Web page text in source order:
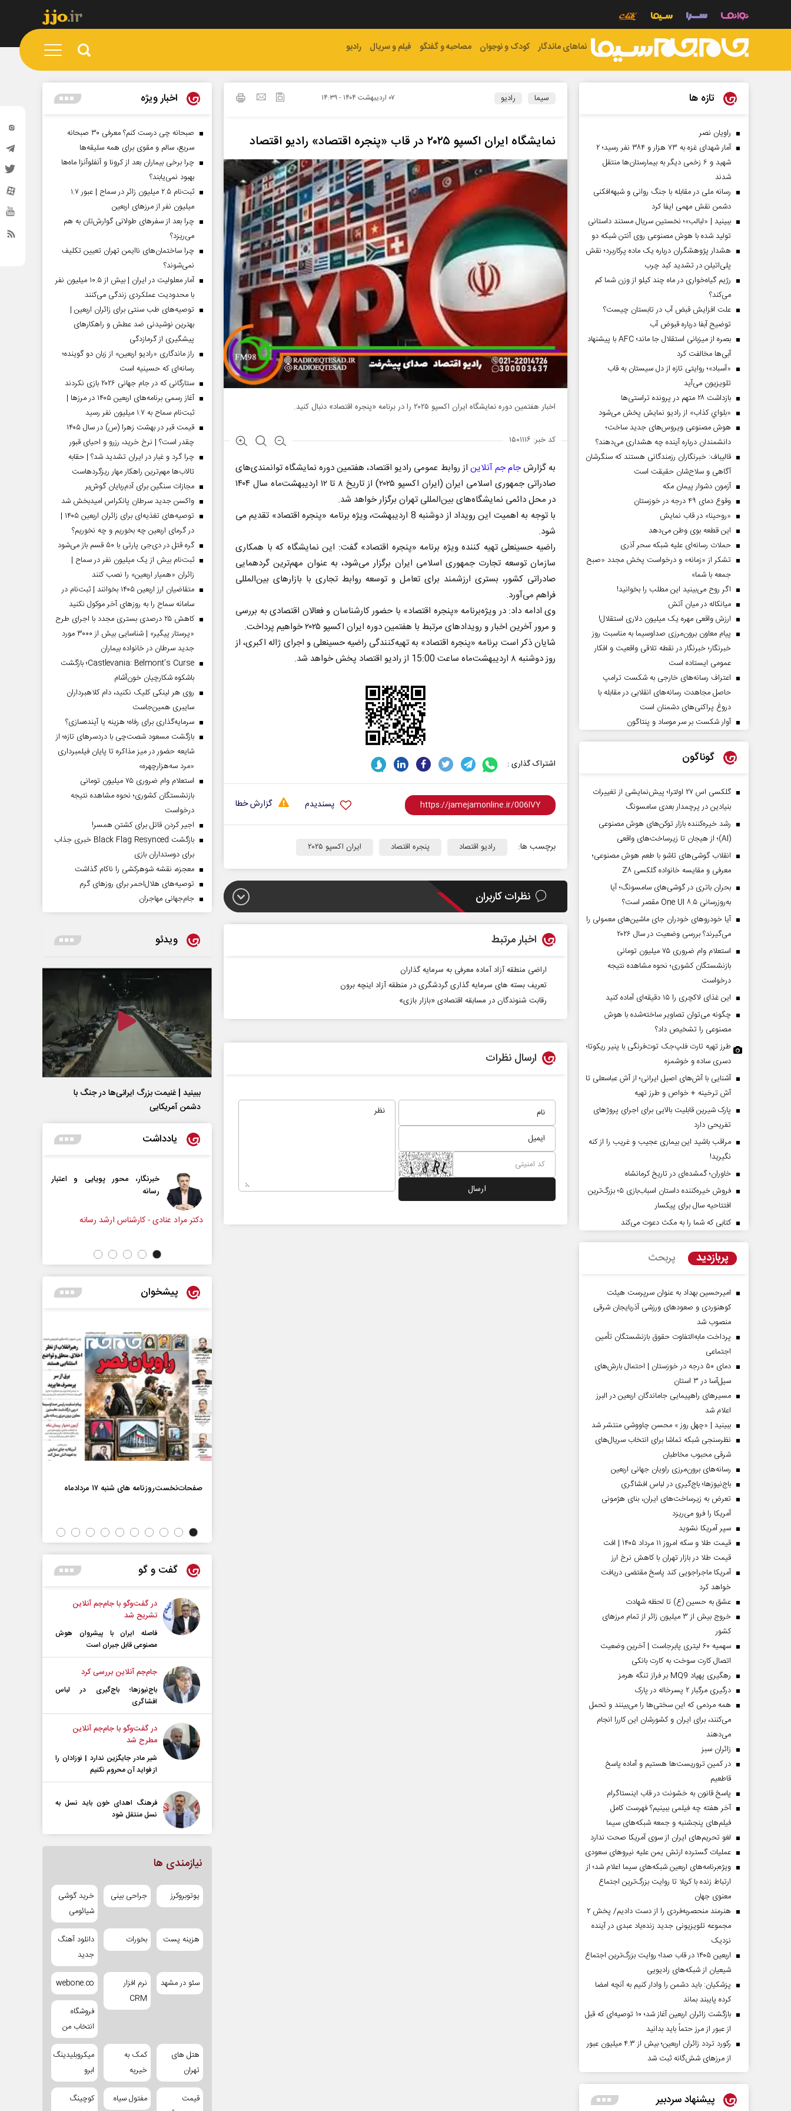
نماهای ماندگار کودک و نوجوان مصاحبه و گفتگو فیلم و سریال رادیو
سیما رادیو ۰۷ ارديبهشت ۱۴۰۴ - ۱۴:۳۹
نمایشگاه ایران اکسپو ۲۰۲۵ در قاب «پنجره اقتصاد» رادیو اقتصاد
اخبار هفتمین دوره نمایشگاه ایران اکسپو ۲۰۲۵ را در برنامه «پنجره اقتصاد» دنبال کنید.
کد خبر: ۱۵۰۱۱۱۶
به گزارشجام جم آنلاین از روابط عمومی رادیو اقتصاد، هفتمین دوره نمایشگاه توانمندی‌های
صادراتی جمهوری اسلامی ایران (ایران اکسپو ۲۰۲۵) از تاریخ ۸ تا ۱۲ اردیبهشت‌ماه سال ۱۴۰۴
در محل دائمی نمایشگاه‌های بین‌المللی تهران برگزار خواهد شد.
با توجه به اهمیت این رویداد از دوشنبه 8 اردیبهشت، ویژه برنامه «پنجره اقتصاد» تقدیم می
شود.
راضیه حسینعلی تهیه کننده ویژه برنامه «پنجره اقتصاد» گفت: این نمایشگاه که با همکاری
سازمان توسعه تجارت جمهوری اسلامی ایران برگزار می‌شود، به عنوان مهم‌ترین گردهمایی
صادراتی کشور، بستری ارزشمند برای تعامل و توسعه روابط تجاری با بازارهای بین‌المللی
فراهم می‌آورد.
وی ادامه داد: در ویژه‌برنامه «پنجره اقتصاد» با حضور کارشناسان و فعالان اقتصادی به بررسی
و مرور آخرین اخبار و رویدادهای مرتبط با هفتمین دوره ایران اکسپو ۲۰۲۵ خواهیم پرداخت.
شایان ذکر است برنامه «پنجره اقتصاد» به تهیه‌کنندگی راضیه حسینعلی و اجرای ژاله اکبری، از
روز دوشنبه ۸ اردیبهشت‌ماه ساعت 15:00 از رادیو اقتصاد پخش خواهد شد.
اشتراک گذاری :
گزارش خطا پسندیدم
برچسب ها: رادیو اقتصاد پنجره اقتصاد ایران اکسپو ۲۰۲۵
نظرات کاربران
اخبار مرتبط
اراضی منطقه آزاد آماده معرفی به سرمایه گذاران
تعریف بسته های سرمایه گذاری گردشگری در منطقه آزاد اینچه برون
رقابت شنوندگان در مسابقه‌ اقتصادی «بازار بازی»
ارسال نظرات
تازه ها
راویان نصر
آمار شهدای غزه به ۷۳ هزار و ۳۸۴ نفر رسید؛ ۲
شهید و ۶ زخمی دیگر به بیمارستان‌ها منتقل
شدند
رسانه ملی در مقابله با جنگ روانی و شبهه‌افکنی
دشمن نقش مهمی ایفا کرد
ببینید | «لبالب»؛ نخستین سریال مستند داستانی
تولید شده با هوش مصنوعی روی آنتن شبکه دو
هشدار پژوهشگران درباره یک ماده پرکاربرد؛ نقش
پلی‌اتیلن در تشدید کبد چرب
رژیم گیاه‌خواری در ماه چند کیلو از وزن شما کم
می‌کند؟
علت افزایش قبض آب در تابستان چیست؟
توضیح آبفا درباره قبوض آب
بصره از میزبانی استقلال جا ماند؛ AFC با پیشنهاد
آبی‌ها مخالفت کرد
«آسباد»؛ روایتی تازه از دل سیستان به قاب
تلویزیون می‌آید
بازداشت ۲۸ متهم در پرونده تراستی‌ها
«بلواي کذاب» از رادیو نمایش پخش می‌شود
هوش مصنوعی ویروس‌های جدید ساخت؛
دانشمندان درباره آینده چه هشداری می‌دهند؟
قالیباف: خبرنگاران رزمندگانی هستند که سنگرشان
آگاهی و سلاح‌شان حقیقت است
آزمون دشوار پیمان مکه
وقوع دمای ۴۹ درجه در خوزستان
«روحینا» در قاب نمایش
این قطعه بوی وطن می‌دهد
حملات رسانه‌ای علیه شبکه سحر آذری
تشکر از «زمانه» و درخواست پخش مجدد «صبح
جمعه با شما»
اگر روح می‌بینید این مطلب را بخوانید!
میانکاله در میان آتش
ارزش واقعی مهره یک میلیون دلاری استقلال!
پیام معاون برون‌مرزی صداوسیما به مناسبت روز
خبرنگار؛ خبرنگار در نقطه تلاقی واقعیت و افکار
عمومی ایستاده است
اعتراف رسانه‌های خارجی به شکست ترامپ
حاصل مجاهدت رسانه‌های انقلابی در مقابله با
دروغ پراکنی‌های دشمنان است
آوار شکست بر سر موساد و پنتاگون
گوناگون
گلکسی اس ۲۷ اولترا؛ پیش‌نمایشی از تغییرات
بنیادین در پرچمدار بعدی سامسونگ
رشد خیره‌کننده بازار توکن‌های هوش مصنوعی
(AI)؛ از هیجان تا زیرساخت‌های واقعی
انقلاب گوشی‌های تاشو‌ با طعم هوش مصنوعی؛
معرفی و مقایسه خانواده گلکسی Z۸
بحران باتری در گوشی‌های سامسونگ؛ آیا
به‌روزرسانی One UI ۸.۵ مقصر است؟
آیا خودروهای خودران جای ماشین‌های معمولی را
می‌گیرند؟ بررسی وضعیت در سال ۲۰۲۶
استعلام وام ضروری ۷۵ میلیون تومانی
بازنشستگان کشوری؛ نحوه مشاهده نتیجه
درخواست
این غذای لاکچری را ۱۵ دقیقه‌ای آماده کنید
چگونه می‌توان تصاویر ساخته‌شده با هوش
مصنوعی را تشخیص داد؟
طرز تهیه تارت فلپ‌جک توت‌فرنگی با پنیر ریکوتا؛
دسری ساده و خوشمزه
آشنایی با آش‌های اصیل ایرانی؛ از آش عباسعلی تا
آش ترخینه + خواص و طرز تهیه
پارک شیرین قابلیت‌ بالایی برای اجرای پروژهای
تفریحی دارد
مراقب باشید این بیماری عجیب و غریب را از کنه
نگیرید!
خاوران؛ گمشده‌ای در تاریخ کرمانشاه
فروش خیره‌کننده داستان اسباب‌بازی ۵؛ بزرگ‌ترین
افتتاحیه سال برای پیکسار
کتابی که شما را به مکث دعوت می‌کند
پربازدید پربحث
امیرحسین بهداد به عنوان سرپرست هیئت
کوهنوردی و صعودهای ورزشی آذربایجان شرقی
منصوب شد
پرداخت مابه‌التفاوت حقوق بازنشستگان تأمین
اجتماعی
دمای ۵۰ درجه در خوزستان | احتمال بارش‌های
سیل‌آسا در ۳ استان
مسیر‌های راهپیمایی جاماندگان اربعین در البرز
اعلام شد
ببینید | «چهل روز » محسن چاووشی منتشر شد
نظرسنجی شبکه تماشا برای انتخاب سریال‌های
شرقی محبوب مخاطبان
رسانه‌های برون‌مرزی راویان جهانی اربعین
باج‌نیوزها؛ باج‌گیری در لباس افشاگری
تعرض به زیرساخت‌های ایران، بنای هژمونی
آمریکا را فرو می‌ریزد
سپر آمریکا نشوید
قیمت طلا و سکه امروز ۱۱ مرداد ۱۴۰۵ | افت
قیمت طلا در بازار تهران با کاهش نرخ ارز
آمریکا ماجراجویی کند پاسخ مقتضی دریافت
خواهد کرد
عشق به حسین (ع) تا لحظه شهادت
خروج بیش از ۳ میلیون زائر از تمام مرز‌های
کشور
سهمیه ۶۰ لیتری پابرجاست | آخرین وضعیت
اتصال کارت سوخت به کارت بانکی
رهگیری پهپاد MQ9 بر فراز تنگه هرمز
درگیری مرگبار ۲ پسرخاله در پارک
همه مردمی که این سختی‌ها را می‌بینند و تحمل
می‌کنند، برای ایران و کشورشان این کاررا انجام
می‌دهند
‌زائران سبز
در کمین تروریست‌ها هستیم و آماده پاسخ
قاطعیم
پاسخ قانون به خشونت در قاب اینستاگرام
آخر هفته چه فیلمی ببینیم؟ فهرست کامل
فیلم‌های پنجشنبه و جمعه شبکه‌های سیما
لغو تحریم‌های ایران از سوی آمریکا صحت ندارد
عملیات گسترده ارتش یمن علیه نیروهای سعودی
ویژه‌برنامه‌های اربعین شبکه‌های سیما اعلام شد؛ از
ارتباط زنده با کربلا تا روایت بزرگ‌ترین اجتماع
معنوی جهان
هنرمند منحصر‌به‌فردی را از دست دادیم/ پخش ۲
مجموعه تلویزیونی جدید زنده‌یاد عبدی در آینده
نزدیک
اربعین ۱۴۰۵ در قاب صدا؛ روایت بزرگ‌ترین اجتماع
شیعیان از شبکه‌های رادیویی
پزشکیان: باید دشمن را وادار کنیم به آنچه امضا
کرده پایبند بماند
بازگشت زائران اربعین آغاز شد؛ ۱۰ توصیه‌ای که قبل
از عبور از مرز حتماً باید بدانید
رکورد تردد زائران اربعین؛ بیش از ۴.۳ میلیون عبور
از مرزهای شش‌گانه ثبت شد
پیشنهاد سردبیر
اخبار ویژه
صبحانه چی درست کنم؟ معرفی ۳۰ صبحانه
سریع، سالم و مقوی برای همه سلیقه‌ها
چرا برخی بیماران بعد از کرونا و آنفلوآنزا ماه‌ها
بهبود نمی‌یابند؟
ثبت‌نام ۲.۵ میلیون زائر در سماح | عبور ۱.۷
میلیون نفر از مرز‌های اربعین
چرا بعد از سفرهای طولانی گوارش‌تان به هم
می‌ریزد؟
چرا ساختمان‌های ناایمن تهران تعیین تکلیف
نمی‌شوند؟
آمار معلولیت در ایران | بیش از ۱۰.۵ میلیون نفر
با محدودیت عملکردی زندگی می‌کنند
توصیه‌های طب سنتی برای زائران اربعین |
بهترین نوشیدنی ضد عطش و راهکارهای
پیشگیری از گرمازدگی
راز ماندگاری «رادیو اربعین» از زبان دو گوینده؛
رسانه‌ای که حسینیه است
ستارگانی که در جام جهانی ۲۰۲۶ بازی نکردند
آغاز رسمی برنامه‌های اربعین ۱۴۰۵ در مرز‌ها |
ثبت‌نام سماح به ۱.۷ میلیون نفر رسید
قیمت قبر در بهشت زهرا (س) در سال ۱۴۰۵
چقدر است؟ | نرخ خرید، رزرو و احیای قبور
چرا گرد و غبار در ایران تشدید شد؟ | حقابه
تالاب‌ها مهم‌ترین راهکار مهار ریزگردهاست
مجازات سنگین برای آدم‌ربایان گوش‌بر
واکسن جدید سرطان پانکراس امیدبخش شد
توصیه‌های تغذیه‌ای برای زائران اربعین ۱۴۰۵ |
در گرمای اربعین چه بخوریم و چه نخوریم؟
گره قتل در دی‌جی پارتی با ۵۰ قسم باز می‌شود
ثبت‌نام بیش از یک میلیون نفر در سماح |
زائران «همیار اربعین» را نصب کنند
متقاضیان ارز اربعین ۱۴۰۵ بخوانند | ثبت‌نام در
سامانه سماح را به روز‌های آخر موکول نکنید
کاهش ۲۵ درصدی بستری مجدد با اجرای طرح
«پرستار پیگیر» | شناسایی بیش از ۳۰۰۰ مورد
جدید سرطان در خانواده بیماران
Castlevania: Belmont’s Curse؛ بازگشت
باشکوه شکارچیان خون‌آشام
روی هر لینکی کلیک نکنید، دام کلاهبرداران
سایبری همین‌جاست
سرمایه‌گذاری برای رفاه؛ هزینه یا آینده‌سازی؟
بازگشت مسعود شصت‌چی با دردسر‌های تازه؛ از
شایعه حضور در میز مذاکره تا پایان فیلمبرداری
«مرد سه‌هزارچهره»
استعلام وام ضروری ۷۵ میلیون تومانی
بازنشستگان کشوری؛ نحوه مشاهده نتیجه
درخواست
اجیر کردن قاتل برای کشتن همسر!
بازگشت Black Flag Resynced خبری جذاب
برای دوستداران بازی
معجزه، نقشه شوهرکشی را ناکام گذاشت
توصیه‌های هلال‌احمر برای روز‌های گرم
جام‌جهانی مهاجران
ویدئو
ببینید | غنیمت بزرگ ایرانی‌ها در جنگ با
دشمن آمریکایی
یادداشت
راوی حقیقتِ آرامش‌ بخش روز روایتگران حقیقت
دکتر حسین قرایی - مدیر کل روابط عمومی
رسانه ملی
ادامه جنگ برای آمریکا یعنی
شکست مفتضحانه
خبرنگار، محور پویایی و اعتبار
رسانه
دکتر مراد عنادی - کارشناس ارشد رسانه
دروازه‌بانی اندوه در مسیر
پیشخوان
صفحات نخست‌روزنامه‌ها‌ی‌چهارشنبه‌۷‌مردادماه
صفحات‌نخست‌روزنامه ها‌ی شنبه ۱۷ مردادماه
گفت و گو
در گفت‌و‌گو با جام‌جم آنلاین
تشریح شد
فاصله ایران با پیشرو‌ان هوش
مصنوعی قابل جبران است
جام‌جم آنلاین بررسی کرد
باج‌نیوزها؛ باج‌گیری در لباس
افشاگری
در گفت‌و‌گو با جام‌جم آنلاین
مطرح شد
شیر مادر جایگزین ندارد | نوزادان را
از فواید آن محروم نکنیم
فرهنگ اهدای خون باید نسل به
نسل منتقل شود
نیازمندی ها
یوتوبروکرز جراحی بینی
خرید گوشی
شیائومی
هزینه پست بخورات
دانلود آهنگ
جدید
سئو در مشهد
نرم افزار
CRM
webone.co
فروشگاه
انتخاب من
هتل های
تهران
کمک به
خیریه
میکروبلیدینگ
ابرو
قیمت
مفتول سیاه
کوچینگ